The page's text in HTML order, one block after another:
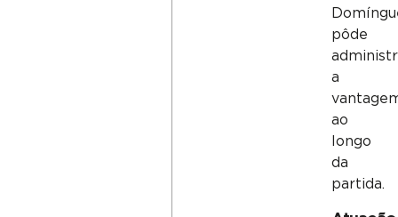
pôde
a
ao
longo
da
partida.